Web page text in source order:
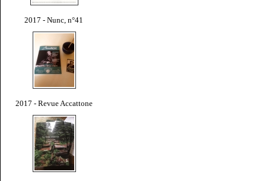
2017 - Nunc, n°41
2017 - Revue Accattone